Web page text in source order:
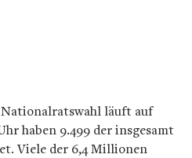
läuft auf
haben 9.499 der insgesamt
Viele der 6,4 Millionen